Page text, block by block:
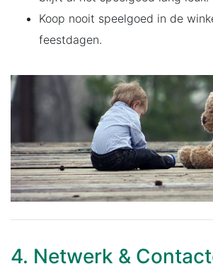
Koop nooit speelgoed in de
feestdagen.
4. Netwerk &